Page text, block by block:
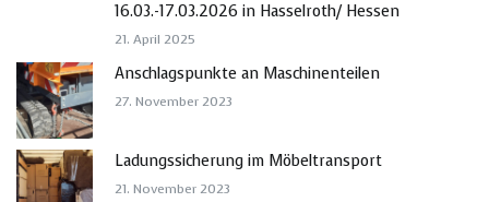
16.03.-17.03.2026 in Hasselroth/ Hessen
21. April 2025
Anschlagspunkte an Maschinenteilen
27. November 2023
Ladungssicherung im Möbeltransport
21. November 2023